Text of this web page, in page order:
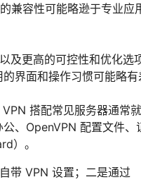
兼容性可能略逊于专业应
更高的可控性和优化选项
界面和操作习惯可能略有
搭配常见服务器通常就
、OpenVPN 配置文件、
）。
带 VPN 设置；二是通过